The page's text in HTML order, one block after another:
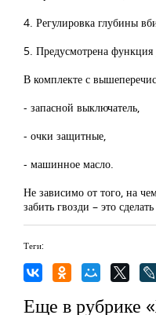
4. Регулировка глубины
5. Предусмотрена функция
В комплекте с
- запасной выключатель,
- очки защитные,
- машинное масло.
Не зависимо от того, на
забить гвозди – это
Теги:
Еще в рубрике